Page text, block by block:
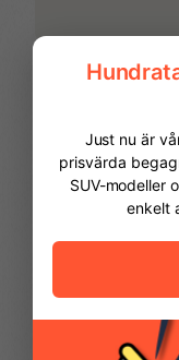
Fartbegränsare
Fjärrstyrt
Förvaringsfack
handskfacket
Vi hjälper
din bil.